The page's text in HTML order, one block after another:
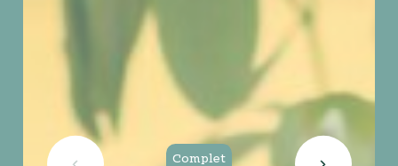
Complet